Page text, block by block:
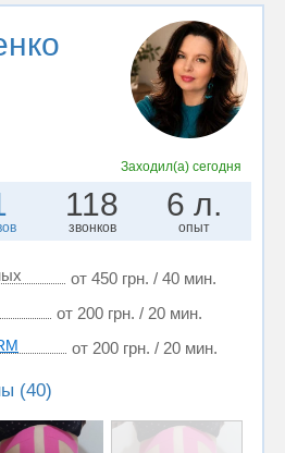
Заходил(а)сегодня
118
звонков
6 л.
опыт
от 450 грн. / 40 мин.
от 200 грн. / 20 мин.
от 200 грн. / 20 мин.
(40)